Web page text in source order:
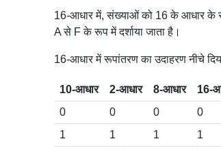
16-आधार में, संख्याओं को 16 के आधार के
A से F के रूप में दर्शाया जाता है।
16-आधार में रूपांतरण का उदाहरण नीचे
10-आधार 2-आधार 8-आधार
16-
0
0 0
0
1
1 1
1